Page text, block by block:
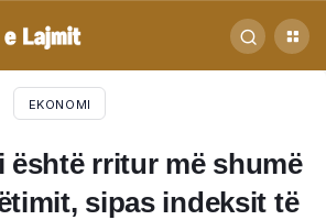
EKONOMI
është rritur më shumë
sipas indeksit të